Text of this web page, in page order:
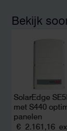
Bekijk
SolarEdge
met S440
panelen
€ 2.161,16